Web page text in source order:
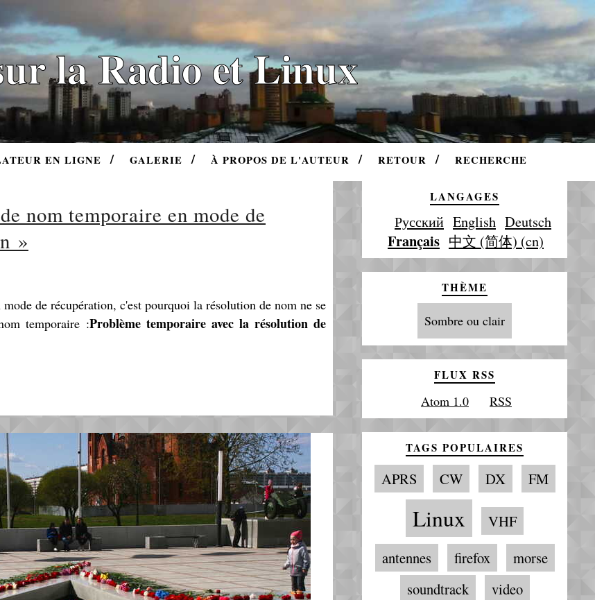
la Radio et Linux
EN LIGNE GALERIE À PROPOS DE L'AUTEUR RETOUR RECHERCHE
nom temporaire en mode de
»
de récupération, c'est pourquoi la résolution de nom ne se
temporaire :Problème temporaire avec la résolution de
LANGAGES
Русский English Deutsch
Français 中文 (简体) (cn)
THÈME
Sombre ou clair
FLUX RSS
Atom 1.0 RSS
TAGS POPULAIRES
APRS CW DX FM
Linux
VHF
antennes
firefox
morse
soundtrack
video